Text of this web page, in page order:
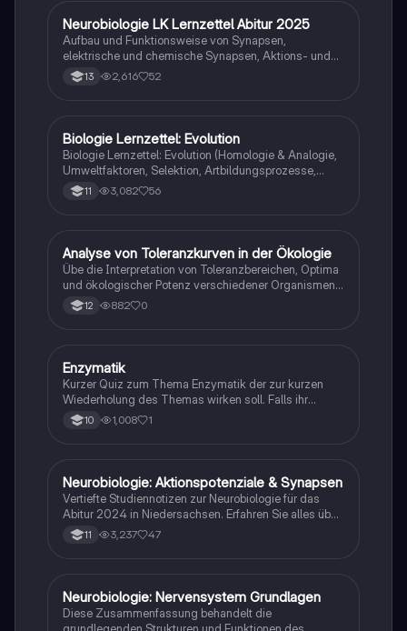
und Gesundheitswissenschaften.
Biologie
Neurobiologie LK Lernzettel Abitur 2025
Aufbau und Funktionsweise von Synapsen,
elektrische und chemische Synapsen, Aktions- und
Ruhepotential
13 2,616 52
Biologie
Biologie Lernzettel: Evolution
Biologie Lernzettel: Evolution (Homologie & Analogie,
Umweltfaktoren, Selektion, Artbildungsprozesse,
Klimaregeln, Konkurrenz, Evolution des Menschen…)
11 3,082 56
ABiologie
Analyse von Toleranzkurven in der Ökologie
Übe die Interpretation von Toleranzbereichen, Optima
und ökologischer Potenz verschiedener Organismen
gegenüber Umweltfaktoren.
12 882 0
EBiologie
Enzymatik
Kurzer Quiz zum Thema Enzymatik der zur kurzen
Wiederholung des Themas wirken soll. Falls ihr
Fehlern begegnet wäre ich dankbar ,wenn ihr mir
diese weiterleitet. Danke und euch viel Spaß dabei!
10 1,008 1
Biologie
Neurobiologie: Aktionspotenziale & Synapsen
Vertiefte Studiennotizen zur Neurobiologie für das
Abitur 2024 in Niedersachsen. Erfahren Sie alles über
Aktionspotenziale, Ruhepotenziale, synaptische
Integration, die Rolle von Neurotransmittern, die
Schüler, die sich auf Prüfungen vorbereiten und ein
tiefes Verständnis der neuronalen Signalübertragung
entwickeln möchten.
11 3,237 47
Biologie
Neurobiologie: Nervensystem Grundlagen
Diese Zusammenfassung behandelt die